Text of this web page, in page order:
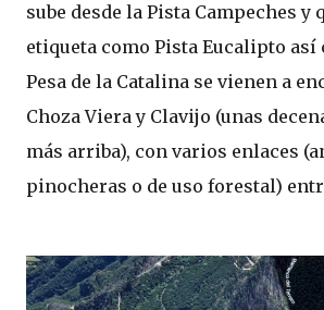
sube desde la Pista Campeches y
etiqueta como Pista Eucalipto así
Pesa de la Catalina se vienen a
Choza Viera y Clavijo (unas
más arriba), con varios enlaces
pinocheras o de uso forestal)